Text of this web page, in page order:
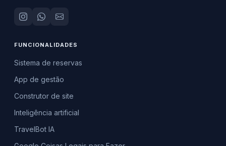
FUNCIONALIDADES
Sistema de reservas
App de gestão
Construtor de site
Inteligência artificial
TravelBot IA